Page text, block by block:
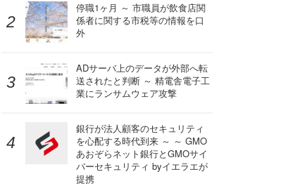
停職1ヶ月 ～ 市職員が飲食店関
係者に関する市税等の情報を口
外
ADサーバ上のデータが外部へ転
送されたと判断 ～ 精電舎電子工
業にランサムウェア攻撃
銀行が法人顧客のセキュリティ
を心配する時代到来 ～ ～ GMO
あおぞらネット銀行とGMOサイ
バーセキュリティ byイエラエが
提携